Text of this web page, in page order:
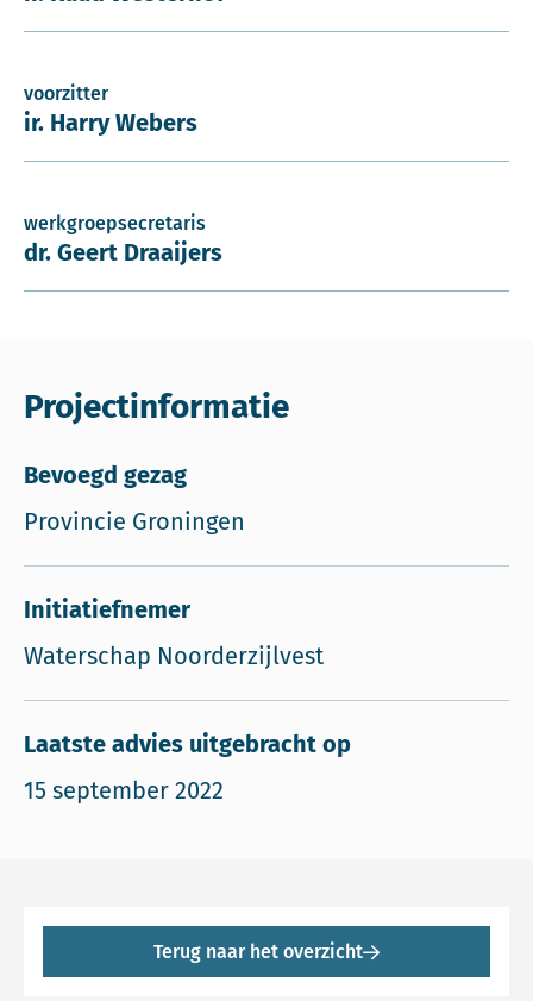
voorzitter
ir. Harry Webers
werkgroepsecretaris
dr. Geert Draaijers
Projectinformatie
Bevoegd gezag
Provincie Groningen
Initiatiefnemer
Waterschap Noorderzijlvest
Laatste advies uitgebracht op
15 september 2022
Terug naar het overzicht